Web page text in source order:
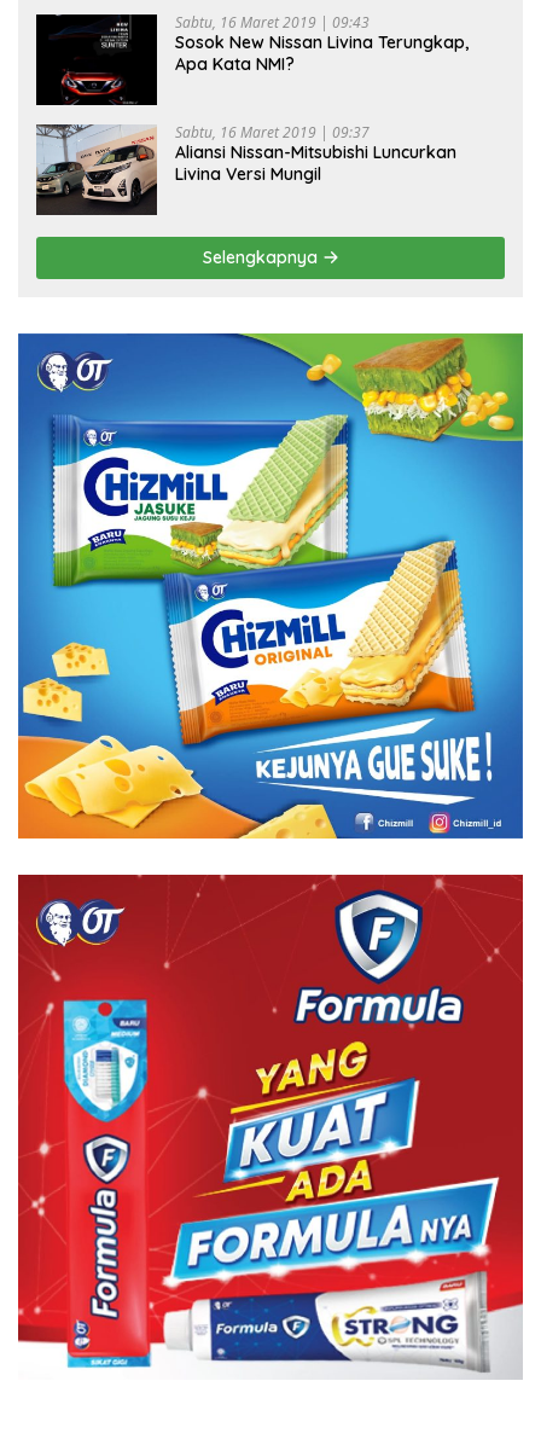
Sabtu, 16 Maret 2019 | 09:43
Sosok New Nissan Livina Terungkap,
Apa Kata NMI?
Sabtu, 16 Maret 2019 | 09:37
Aliansi Nissan-Mitsubishi Luncurkan
Livina Versi Mungil
Selengkapnya